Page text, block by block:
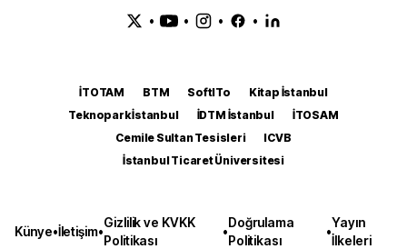
• • • •
İTOTAM BTM SoftITo
Kitap İstanbul
Teknopark İstanbul
İDTM İstanbul
İTOSAM
Cemile Sultan Tesisleri
ICVB
İstanbul Ticaret Üniversitesi
Künye•İletişim•
Gizlilik ve KVKK
Politikası
•
Doğrulama
Politikası
•
Yayın
İlkeleri